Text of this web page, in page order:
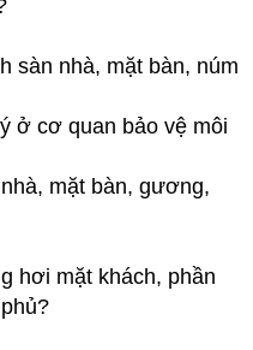
sàn nhà, mặt bàn, núm
ở cơ quan bảo vệ môi
mặt bàn, gương,
hơi mặt khách, phần